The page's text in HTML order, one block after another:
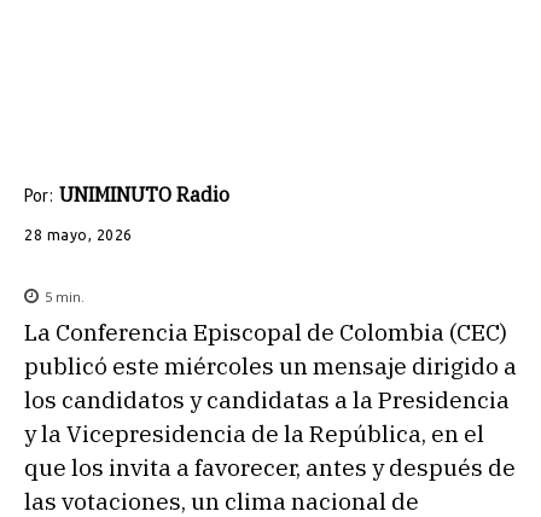
Por: UNIMINUTO Radio
28 mayo, 2026
5 min.
La Conferencia Episcopal de Colombia (CEC)
publicó este miércoles un mensaje dirigido a
los candidatos y candidatas a la Presidencia
y la Vicepresidencia de la República, en el
que los invita a favorecer, antes y después de
las votaciones, un clima nacional de